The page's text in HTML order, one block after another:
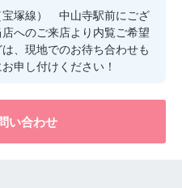
宝塚線） 中山寺駅前にござ
へのご来店より内覧ご希望
、現地でのお待ち合わせも
申し付けください！
い合わせ